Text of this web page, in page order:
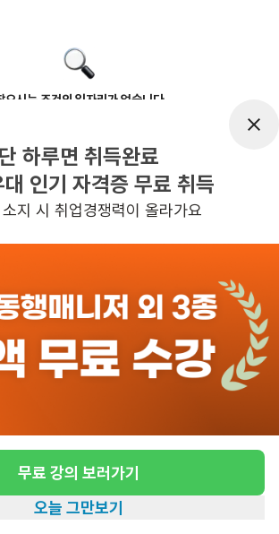
으시는 조건의 일자리가 없습니다
3KM 이내의 일자리 확인하기
단 하루면 취득완료
인기 자격증 무료 취득
지 시 취업경쟁력이 올라가요
무료 강의 보러가기
오늘 그만보기